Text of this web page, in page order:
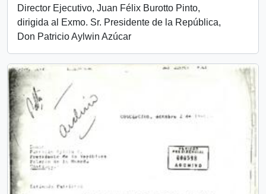
Director Ejecutivo, Juan Félix Burotto Pinto,
dirigida al Exmo. Sr. Presidente de la República,
Don Patricio Aylwin Azúcar